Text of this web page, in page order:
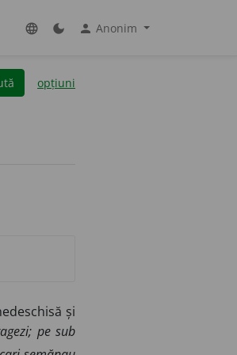
language dark_mode person Anonim
opțiuni
și
pe sub